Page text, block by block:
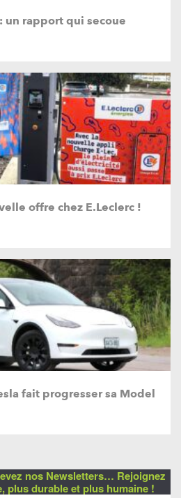
un rapport qui secoue
offre chez E.Leclerc !
fait progresser sa Model
nos Newsletters… Rejoignez
plus durable et plus humaine !